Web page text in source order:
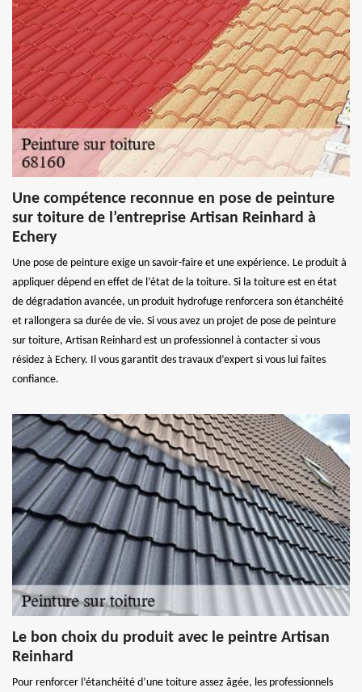
Une compétence reconnue en pose de peinture
sur toiture de l’entreprise Artisan Reinhard à
Echery
Une pose de peinture exige un savoir-faire et une expérience. Le produit à
appliquer dépend en effet de l’état de la toiture. Si la toiture est en état
de dégradation avancée, un produit hydrofuge renforcera son étanchéité
et rallongera sa durée de vie. Si vous avez un projet de pose de peinture
sur toiture, Artisan Reinhard est un professionnel à contacter si vous
résidez à Echery. Il vous garantit des travaux d’expert si vous lui faites
confiance.
Le bon choix du produit avec le peintre Artisan
Reinhard
Pour renforcer l’étanchéité d’une toiture assez âgée, les professionnels